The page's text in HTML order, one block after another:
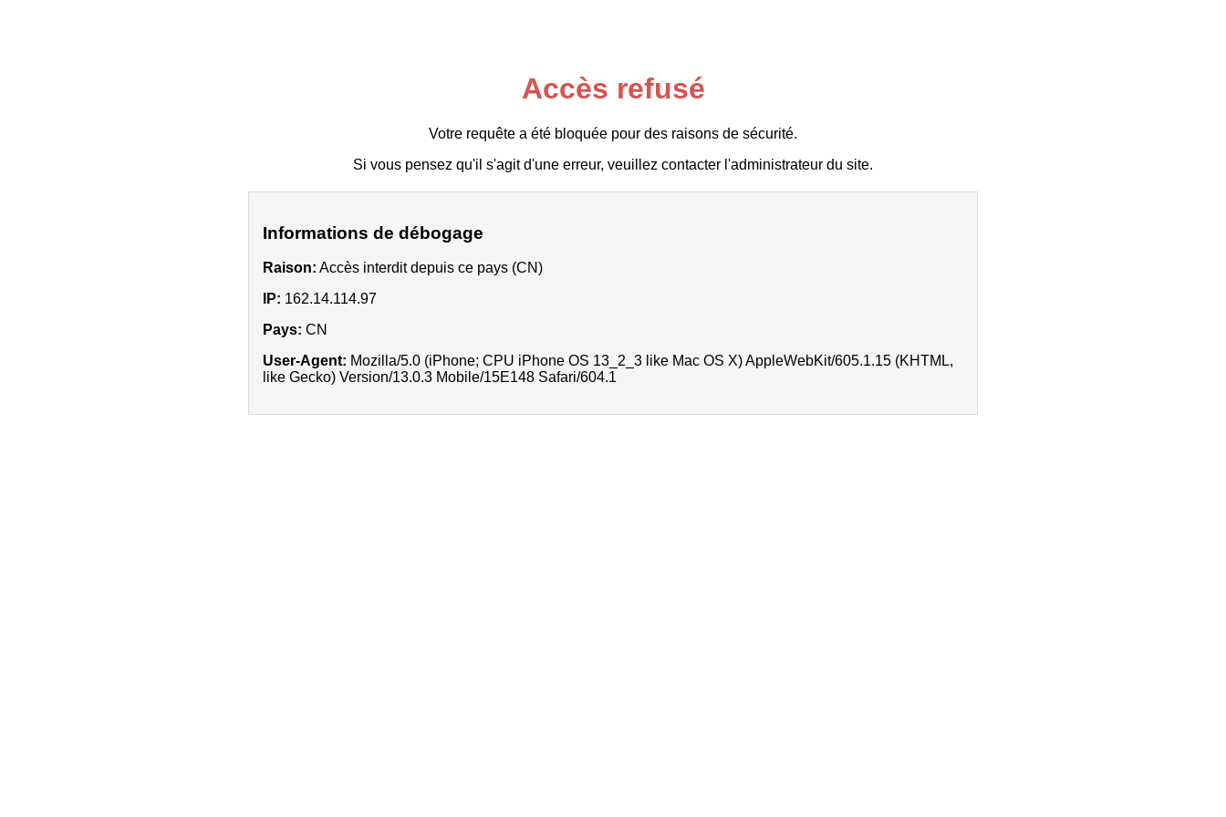
Accès refusé
Votre requête a été bloquée pour des raisons de sécurité.
Si vous pensez qu'il s'agit d'une erreur, veuillez contacter l'administrateur du site.
Informations de débogage
Raison: Accès interdit depuis ce pays (CN)
IP: 162.14.114.97
Pays: CN
User-Agent: Mozilla/5.0 (iPhone; CPU iPhone OS 13_2_3 like Mac OS X) AppleWebKit/605.1.15 (KHTML,
like Gecko) Version/13.0.3 Mobile/15E148 Safari/604.1